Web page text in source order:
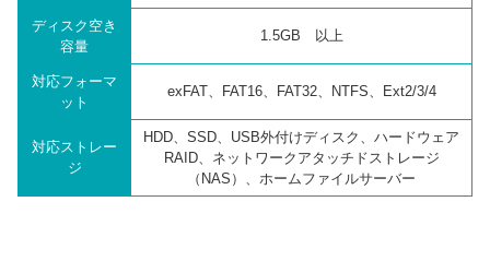
ディスク空き
容量
1.5GB 以上
対応フォーマ
ット
exFAT、FAT16、FAT32、NTFS、Ext2/3/4
対応ストレー
ジ
HDD、SSD、USB外付けディスク、ハードウェア
RAID、ネットワークアタッチドストレージ
（NAS）、ホームファイルサーバー